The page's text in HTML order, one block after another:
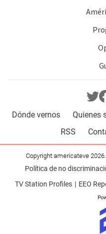
Dónde vernos Quienes
RSS
Copyright americateve
Política de no
TV Station Profiles
EEO